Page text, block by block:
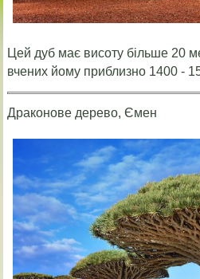
Цей дуб має висоту більше 20
вчених йому приблизно 1400 -
Драконове дерево, Ємен